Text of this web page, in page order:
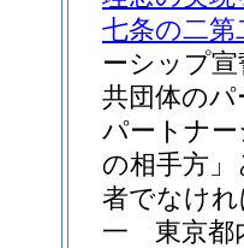
七条の二第
ーシップ
共団体の
パートナ
の相手方
者でなけ
一
東京都